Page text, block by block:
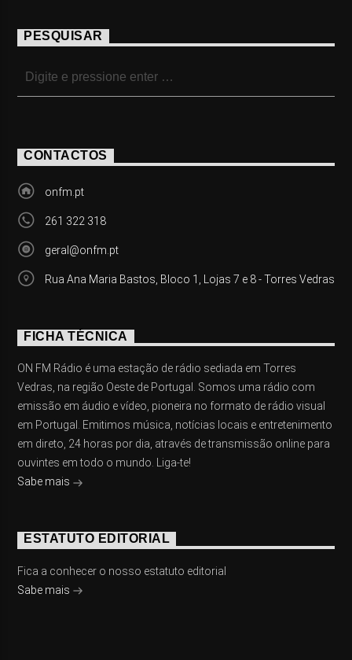
PESQUISAR
CONTACTOS
onfm.pt
261 322 318
geral@onfm.pt
Rua Ana Maria Bastos, Bloco 1, Lojas 7 e 8 - Torres Vedras
FICHA TÉCNICA
ON FM Rádio é uma estação de rádio sediada em Torres
Vedras, na região Oeste de Portugal. Somos uma rádio com
emissão em áudio e vídeo, pioneira no formato de rádio visual
em Portugal. Emitimos música, notícias locais e entretenimento
em direto, 24 horas por dia, através de transmissão online para
ouvintes em todo o mundo. Liga-te!
Sabe mais
ESTATUTO EDITORIAL
Fica a conhecer o nosso estatuto editorial
Sabe mais